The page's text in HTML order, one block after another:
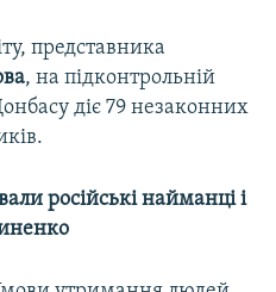
представника
, на підконтрольній
діє 79 незаконних
російські найманці і